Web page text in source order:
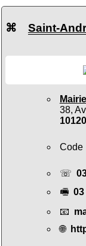
⌘ Saint-
38,
Code
☏
🖷 03
📧
🌐